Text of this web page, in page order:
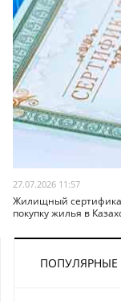
27.07.2026 11:57
Жилищный
покупку жилья в